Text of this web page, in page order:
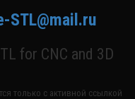
STL@mail.ru
for CNC and 3D
только с активной ссылкой